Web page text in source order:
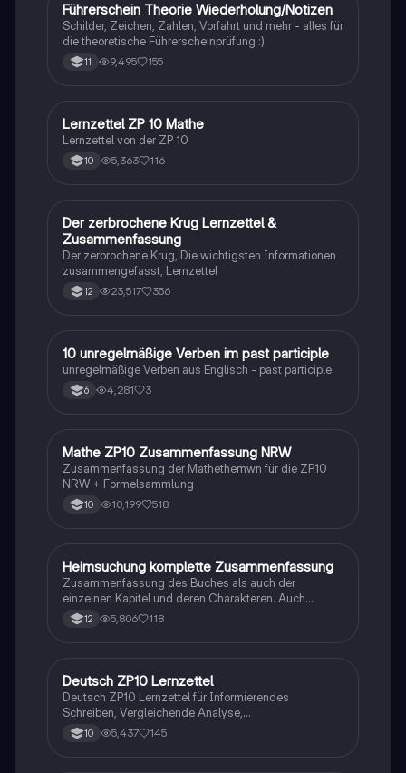
Lerntipps
Führerschein Theorie Wiederholung/Notizen
Schilder, Zeichen, Zahlen, Vorfahrt und mehr - alles für
die theoretische Führerscheinprüfung :)
11 9,495 155
Mathe
Lernzettel ZP 10 Mathe
Lernzettel von der ZP 10
10 5,363 116
Deutsch
Der zerbrochene Krug Lernzettel &
Zusammenfassung
Der zerbrochene Krug, Die wichtigsten Informationen
zusammengefasst, Lernzettel
12 23,517 356
1 Englisch
10 unregelmäßige Verben im past participle
unregelmäßige Verben aus Englisch - past participle
6 4,281 3
Mathe
Mathe ZP10 Zusammenfassung NRW
Zusammenfassung der Mathethemwn für die ZP10
NRW + Formelsammlung
10 10,199 518
Deutsch
Heimsuchung komplette Zusammenfassung
Zusammenfassung des Buches als auch der
einzelnen Kapitel und deren Charakteren. Auch
tabellarisch. Im Unterricht ohne KI erstellt
12 5,806 118
Deutsch
Deutsch ZP10 Lernzettel
Deutsch ZP10 Lernzettel für Informierendes
Schreiben, Vergleichende Analyse,
Sachtexte/Roman/Gedicht..
10 5,437 145